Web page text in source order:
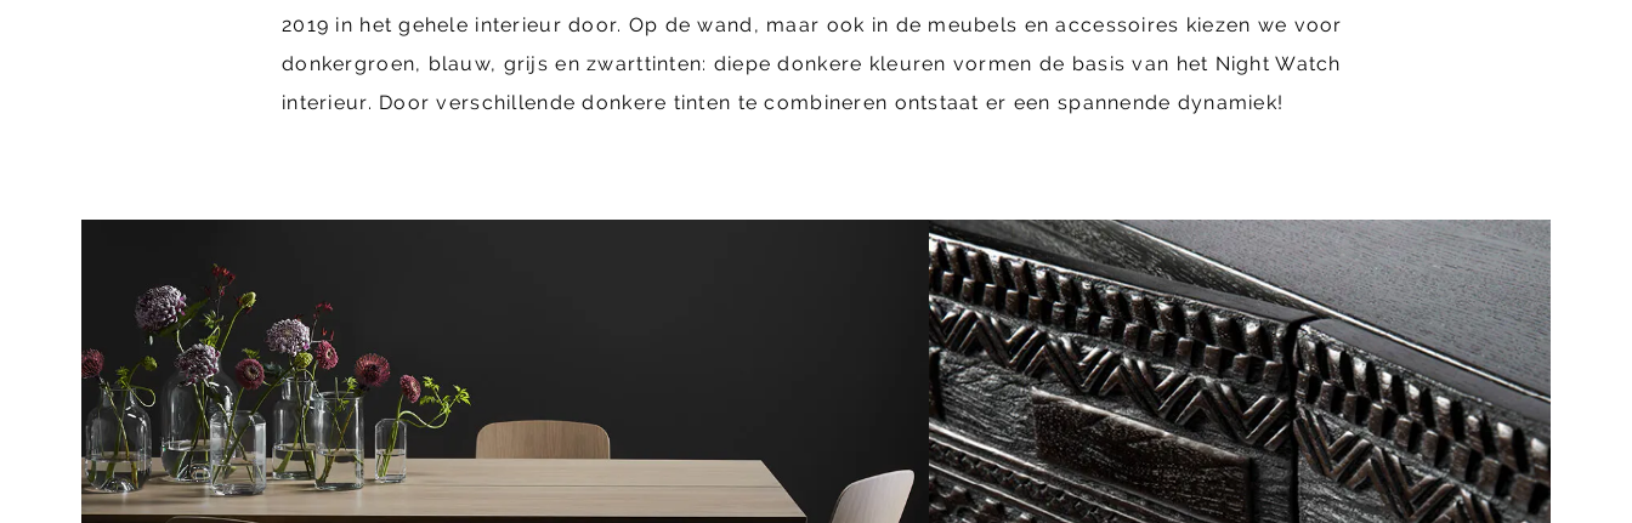
2019 in het gehele interieur door. Op de wand, maar ook in de meubels en accessoires kiezen we voor
donkergroen, blauw, grijs en zwarttinten: diepe donkere kleuren vormen de basis van het Night Watch
interieur. Door verschillende donkere tinten te combineren ontstaat er een spannende dynamiek!